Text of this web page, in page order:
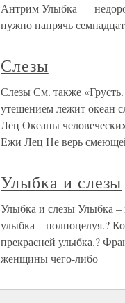
Антрим Улыбка —
нужно напрячь
Слезы
Слезы См. также
утешением лежит океан
Лец Океаны
Ежи Лец Не верь
Улыбка и слезы
Улыбка и слезы Улыбка
улыбка – полпоцелуя.?
прекрасней улыбка.?
женщины чего-либо